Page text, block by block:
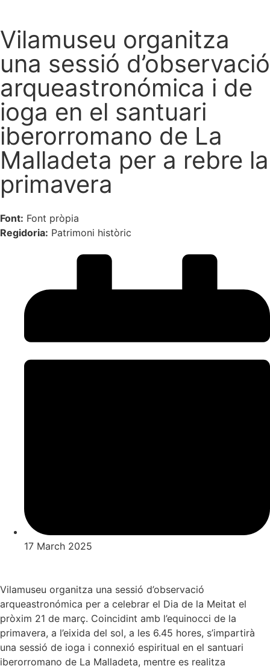
Vilamuseu organitza
una sessió d’observació
arqueastronómica i de
ioga en el santuari
iberorromano de La
Malladeta per a rebre la
primavera
Font: Font pròpia
Regidoria: Patrimoni històric
17 March 2025
Vilamuseu organitza una sessió d’observació
arqueastronómica per a celebrar el Dia de la Meitat el
pròxim 21 de març. Coincidint amb l’equinocci de la
primavera, a l’eixida del sol, a les 6.45 hores, s’impartirà
una sessió de ioga i connexió espiritual en el santuari
iberorromano de La Malladeta, mentre es realitza